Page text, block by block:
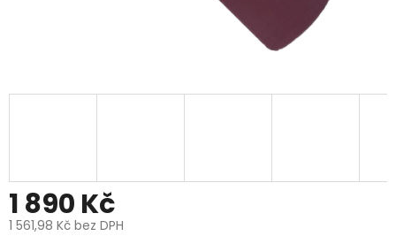
1 890 Kč
1 561,98 Kč bez DPH